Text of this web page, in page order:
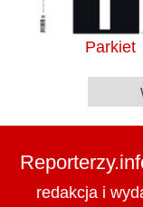
Parkiet
redakcja i